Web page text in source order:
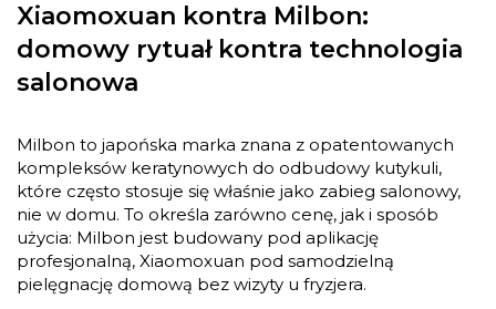
Xiaomoxuan kontra Milbon:
domowy rytuał kontra technologia
salonowa
Milbon to japońska marka znana z opatentowanych
kompleksów keratynowych do odbudowy kutykuli,
które często stosuje się właśnie jako zabieg salonowy,
nie w domu. To określa zarówno cenę, jak i sposób
użycia: Milbon jest budowany pod aplikację
profesjonalną, Xiaomoxuan pod samodzielną
pielęgnację domową bez wizyty u fryzjera.